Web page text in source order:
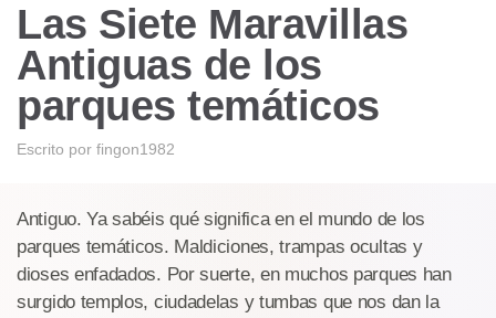
Las Siete Maravillas
Antiguas de los
parques temáticos
Escrito por fingon1982
Antiguo. Ya sabéis qué significa en el mundo de los
parques temáticos. Maldiciones, trampas ocultas y
dioses enfadados. Por suerte, en muchos parques han
surgido templos, ciudadelas y tumbas que nos dan la